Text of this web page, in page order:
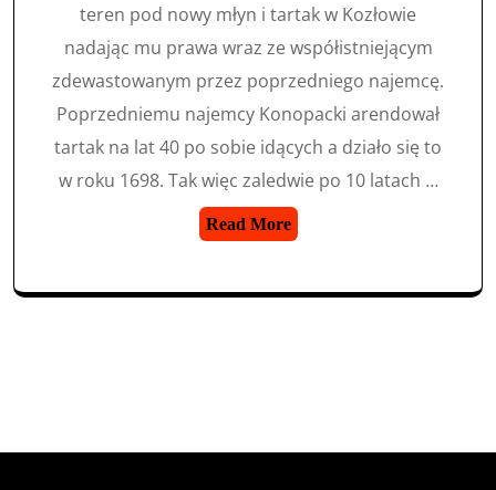
teren pod nowy młyn i tartak w Kozłowie
nadając mu prawa wraz ze współistniejącym
zdewastowanym przez poprzedniego najemcę.
Poprzedniemu najemcy Konopacki arendował
tartak na lat 40 po sobie idących a działo się to
w roku 1698. Tak więc zaledwie po 10 latach …
Read More